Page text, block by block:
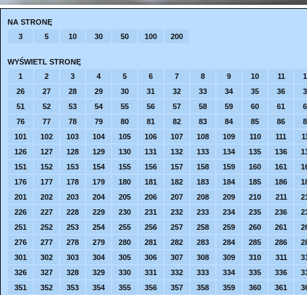
NA STRONĘ
3
5 10 30 50 100 200
WYŚWIETL STRONĘ
1
2 3 4 5 6 7 8 9 10 11
26
27 28 29 30 31 32 33 34 35 36
51
52 53 54 55 56 57 58 59 60 61
76
77 78 79 80 81 82 83 84 85 86
101
102 103 104 105 106 107 108 109 110 111
126
127 128 129 130 131 132 133 134 135 136
151
152 153 154 155 156 157 158 159 160 161
176
177 178 179 180 181 182 183 184 185 186
201
202 203 204 205 206 207 208 209 210 211
226
227 228 229 230 231 232 233 234 235 236
251
252 253 254 255 256 257 258 259 260 261
276
277 278 279 280 281 282 283 284 285 286
301
302 303 304 305 306 307 308 309 310 311
326
327 328 329 330 331 332 333 334 335 336
351
352 353 354 355 356 357 358 359 360 361